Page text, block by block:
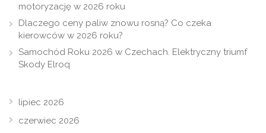
motoryzację w 2026 roku
Dlaczego ceny paliw znowu rosną? Co czeka
kierowców w 2026 roku?
Samochód Roku 2026 w Czechach. Elektryczny triumf
Skody Elroq
lipiec 2026
czerwiec 2026